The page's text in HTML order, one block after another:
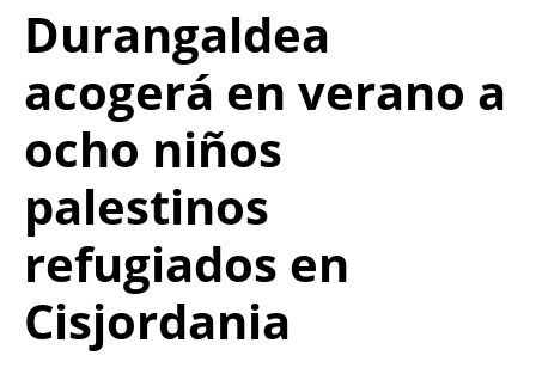
Durangaldea
acogerá en verano a
ocho niños
palestinos
refugiados en
Cisjordania